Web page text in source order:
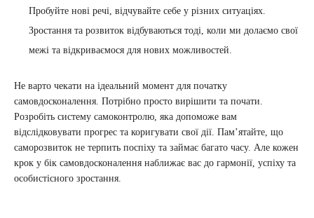
Пробуйте нові речі, відчувайте себе у різних ситуаціях.
Зростання та розвиток відбуваються тоді, коли ми долаємо свої
межі та відкриваємося для нових можливостей.
Не варто чекати на ідеальний момент для початку
самовдосконалення. Потрібно просто вирішити та почати.
Розробіть систему самоконтролю, яка допоможе вам
відслідковувати прогрес та коригувати свої дії. Пам’ятайте, що
саморозвиток не терпить поспіху та займає багато часу. Але кожен
крок у бік самовдосконалення наближає вас до гармонії, успіху та
особистісного зростання.